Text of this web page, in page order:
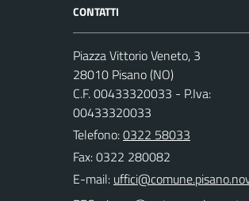
CONTATTI
Piazza Vittorio Veneto, 3
28010 Pisano (NO)
C.F. 00433320033 - P.Iva:
00433320033
Telefono:0322 58033
Fax: 0322 280082
E-mail: